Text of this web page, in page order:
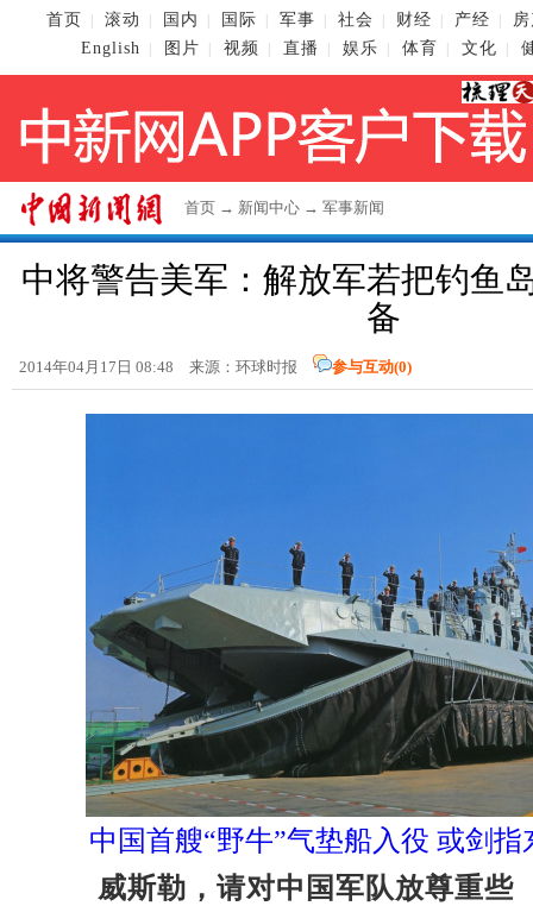
首页 滚动 国内 国际 军事 社会 财经 产经
English
图片 视频 直播 娱乐 体育 文化
首页 → 新闻中心 → 军事新闻
中将警告美军：解放军若把钓鱼
备
2014年04月17日 08:48 来源：环球时报 参与互动(0)
中国首艘“野牛”气垫船入役 或剑
威斯勒，请对中国军队放尊重些